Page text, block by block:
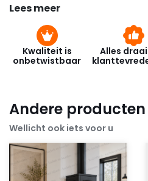
deze haard ideaal als
bijvoorbeeld een
een woonruimte en keuken.
een strak design met
Het ontwerp van de Wanders
minimalistisch en modern.
ingebouwd in een wand of
het vuur als het ware door
is. Door het grote
Lees meer
Kwaliteit is
onbetwistbaar
Alles
Andere producten
Wellicht ook iets voor u